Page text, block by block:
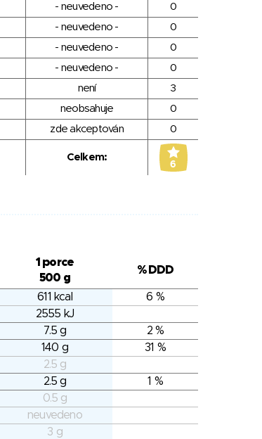
- neuvedeno -
0
- neuvedeno -
0
- neuvedeno -
0
- neuvedeno -
0
není
3
neobsahuje
0
zde akceptován 0
Celkem:
6
1 porce
500 g
% DDD
611 kcal
6 %
2555 kJ
7.5 g
2 %
140 g
31 %
2.5 g
2.5 g
1 %
0.5 g
neuvedeno
3 g